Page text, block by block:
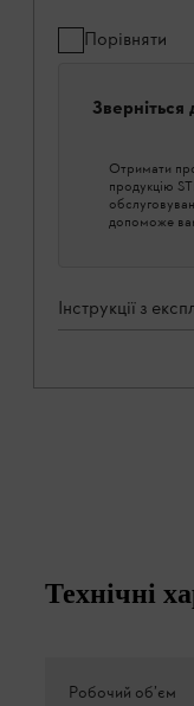
Порівняти
Отримати
продукцію
допоможе
Інструкції з
Технічні
Робочий об’єм